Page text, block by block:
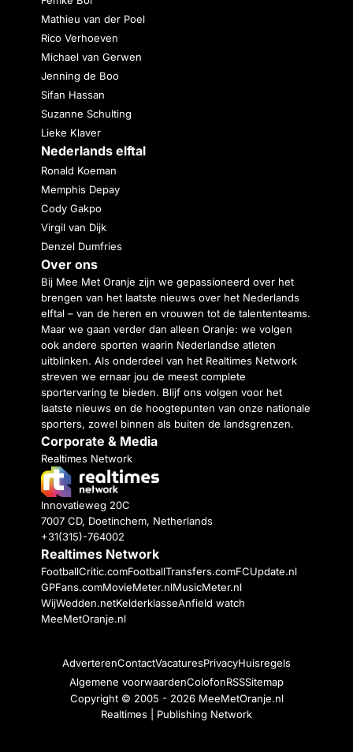
Mathieu van der Poel
Rico Verhoeven
Michael van Gerwen
Jenning de Boo
Sifan Hassan
Suzanne Schulting
Lieke Klaver
Nederlands elftal
Ronald Koeman
Memphis Depay
Cody Gakpo
Virgil van Dijk
Denzel Dumfries
Over ons
Bij Mee Met Oranje zijn we gepassioneerd over het
brengen van het laatste nieuws over het Nederlands
elftal – van de heren en vrouwen tot de talententeams.
Maar we gaan verder dan alleen Oranje: we volgen
ook andere sporten waarin Nederlandse atleten
uitblinken. Als onderdeel van het Realtimes Network
streven we ernaar jou de meest complete
sportervaring te bieden. Blijf ons volgen voor het
laatste nieuws en de hoogtepunten van onze nationale
sporters, zowel binnen als buiten de landsgrenzen.
Corporate & Media
Realtimes Network
Innovatieweg 20C
7007 CD, Doetinchem, Netherlands
+31(315)-764002
Realtimes Network
FootballCritic.comFootballTransfers.comFCUpdate.nl
GPFans.comMovieMeter.nlMusicMeter.nl
WijWedden.netKelderklasseAnfield watch
MeeMetOranje.nl
AdverterenContactVacaturesPrivacyHuisregels
Algemene voorwaardenColofonRSSSitemap
Copyright © 2005 - 2026 MeeMetOranje.nl
Realtimes | Publishing Network